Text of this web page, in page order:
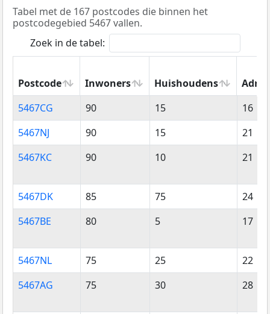
Tabel met de 167 postcodes die binnen het
postcodegebied 5467 vallen.
Zoek in de tabel:
Postcode Inwoners Huishoudens
Postcode
Inwoners Huishoudens
5467CG 90 15
16
5467NJ
90 15
21
5467KC
90 10 21
5467DK 85 75
24
5467BE
80 5 17
5467NL 75 25
22
5467AG
75 30 28